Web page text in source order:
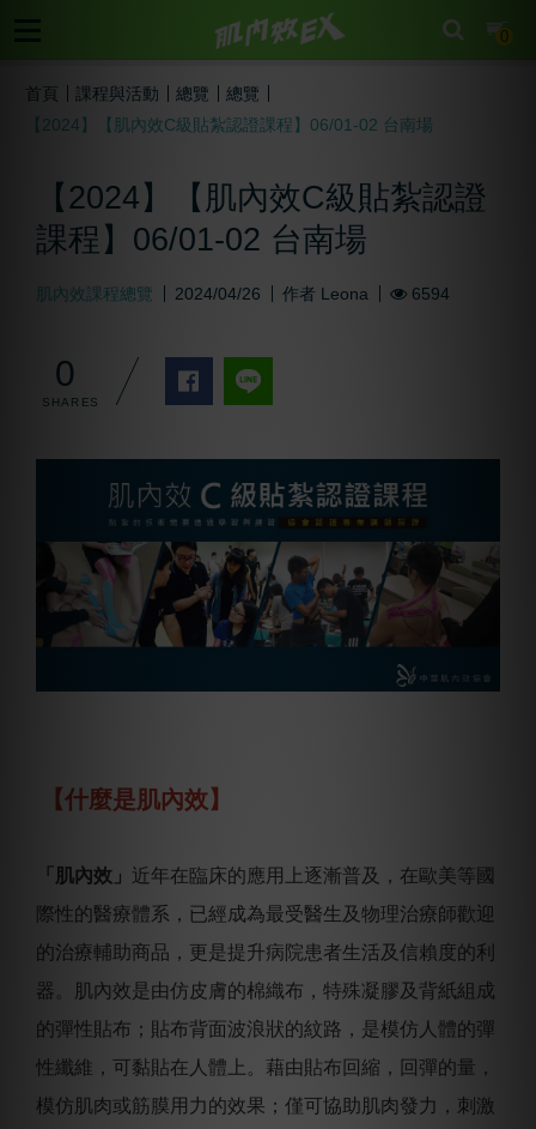
0
首頁 課程與活動 總覽
總覽
【2024】【肌內效C級貼紮認證課程】06/01-02 台南場
【2024】【肌內效C級貼紮認證
課程】06/01-02 台南場
肌內效課程總覽 2024/04/26 作者 Leona 6594
0
【什麼是肌內效】
「肌內效」 近年在臨床的應用上逐漸普及，在歐美等國
際性的醫療體系，已經成為最受醫生及物理治療師歡迎
的治療輔助商品，更是提升病院患者生活及信賴度的利
器。肌內效是由仿皮膚的棉織布，特殊凝膠及背紙組成
的彈性貼布；貼布背面波浪狀的紋路，是模仿人體的彈
性纖維，可黏貼在人體上。藉由貼布回縮，回彈的量，
模仿肌肉或筋膜用力的效果；僅可協助肌肉發力，刺激